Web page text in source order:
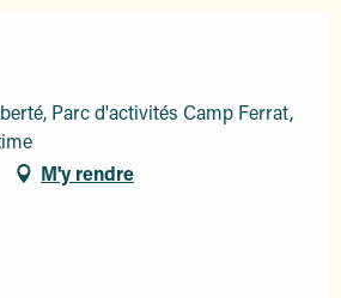
Parc d'activités Camp Ferrat,
M'y rendre